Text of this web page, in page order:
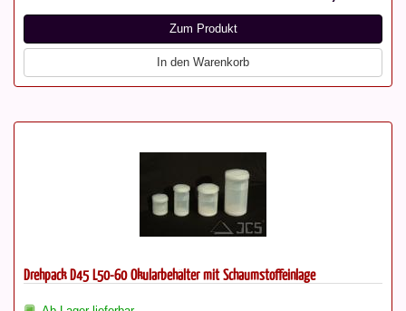
Zum Produkt
In den Warenkorb
Drehpack D45 L50-60 Okularbehälter mit Schaumstoffeinlage